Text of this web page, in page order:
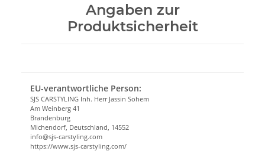
Angaben zur
Produktsicherheit
EU-verantwortliche Person:
SJS CARSTYLING Inh. Herr Jassin Sohem
Am Weinberg 41
Brandenburg
Michendorf, Deutschland, 14552
info@sjs-carstyling.com
https://www.sjs-carstyling.com/